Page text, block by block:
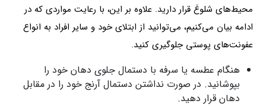
محیط‌های شلوغ قرار دارید. علاوه بر این، با رعایت مواردی که در
ادامه بیان می‌کنیم، می‌توانید از ابتلای خود و سایر افراد به انواع
عفونت‌های پوستی جلوگیری کنید.
هنگام عطسه یا سرفه با دستمال جلوی دهان خود را
بپوشانید. در صورت نداشتن دستمال آرنج خود را در مقابل
دهان قرار دهید.